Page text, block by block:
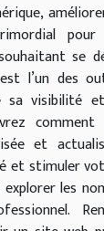
se
l’un des
sa visibilité
et
stimuler
les